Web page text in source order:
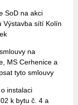
SoD na akci
Výstavba sítí Kolín
na
MS Cerhenice a
tyto smlouvy
instalaci
k bytu č. 4 a